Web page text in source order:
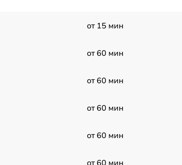
от 15 мин
от 60 мин
от 60 мин
от 60 мин
от 60 мин
от 60 мин